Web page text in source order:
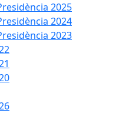
2025
2024
2023